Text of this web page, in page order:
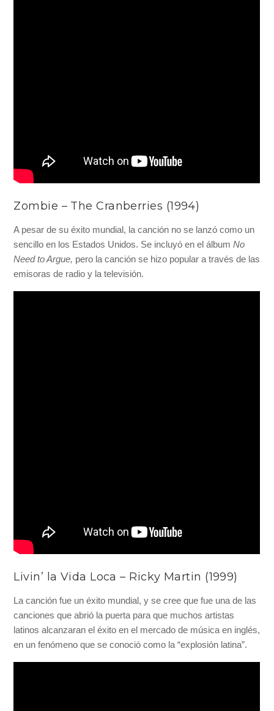
Zombie – The Cranberries (1994)
A pesar de su éxito mundial, la canción no se lanzó como un
sencillo en los Estados Unidos. Se incluyó en el álbumNo
Need to Argue, pero la canción se hizo popular a través de las
emisoras de radio y la televisión.
Livin’ la Vida Loca – Ricky Martin (1999)
La canción fue un éxito mundial, y se cree que fue una de las
canciones que abrió la puerta para que muchos artistas
latinos alcanzaran el éxito en el mercado de música en inglés,
en un fenómeno que se conoció como la “explosión latina”.